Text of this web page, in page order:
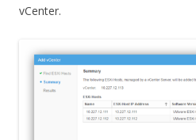
vCenter.